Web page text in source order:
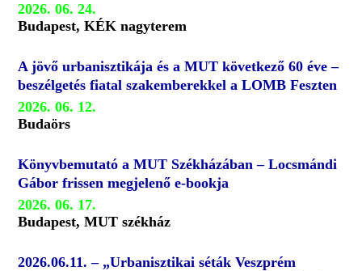
2026. 06. 24.
Budapest, KÉK nagyterem
A jövő urbanisztikája és a MUT következő 60 éve –
beszélgetés fiatal szakemberekkel a LOMB Feszten
2026. 06. 12.
Budaörs
Könyvbemutató a MUT Székházában – Locsmándi
Gábor frissen megjelenő e-bookja
2026. 06. 17.
Budapest, MUT székház
2026.06.11. – „Urbanisztikai séták Veszprém